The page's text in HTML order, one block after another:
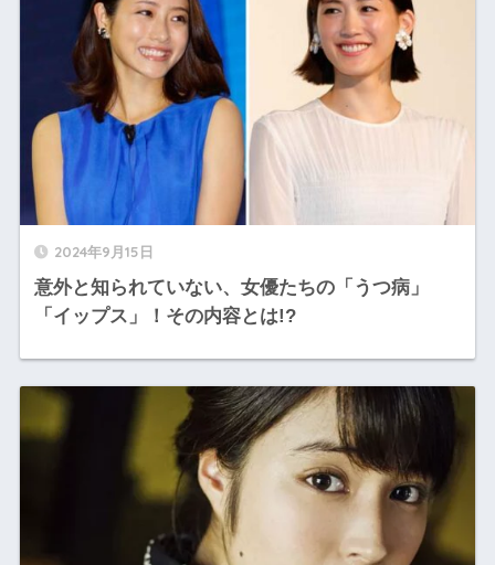
2024年9月15日
意外と知られていない、女優たちの「うつ病」
「イップス」！その内容とは!?